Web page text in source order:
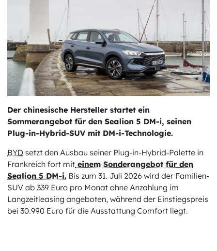
Der chinesische Hersteller startet ein
Sommerangebot für den Sealion 5 DM-i, seinen
Plug-in-Hybrid-SUV mit DM-i-Technologie.
BYD setzt den Ausbau seiner Plug-in-Hybrid-Palette in
Frankreich fort mit einem Sonderangebot für den
Sealion 5 DM-i. Bis zum 31. Juli 2026 wird der Familien-
SUV ab 339 Euro pro Monat ohne Anzahlung im
Langzeitleasing angeboten, während der Einstiegspreis
bei 30.990 Euro für die Ausstattung Comfort liegt.